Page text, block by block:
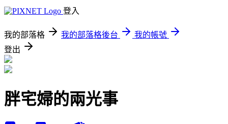
登入
我的部落格 我的部落格後台
我的帳號
登出
胖宅婦的兩光事